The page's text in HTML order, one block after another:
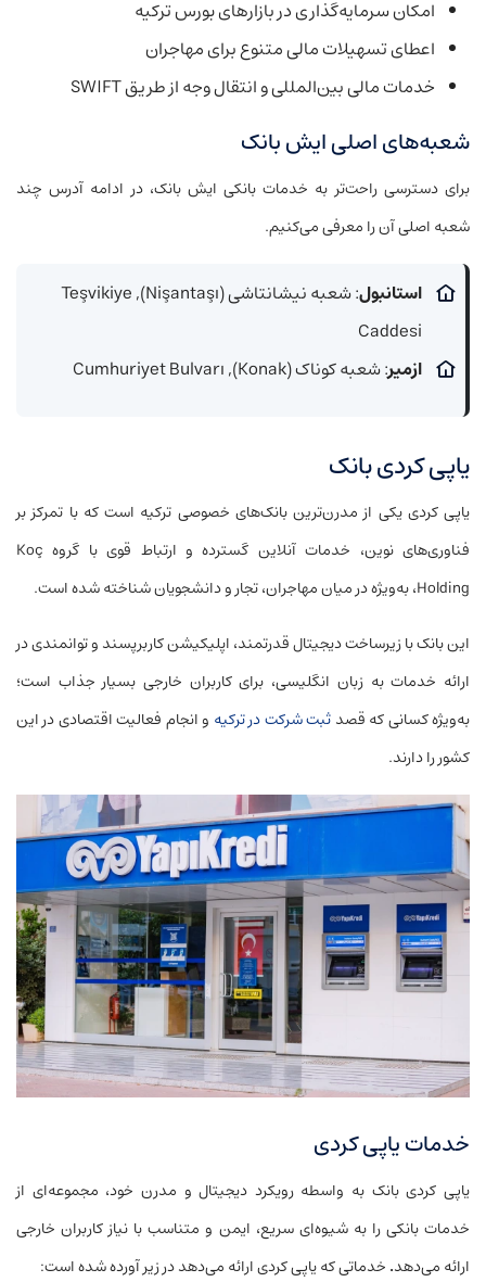
امکان سرمایه‌گذاری در بازارهای بورس ترکیه
اعطای تسهیلات مالی متنوع برای مهاجران
خدمات مالی بین‌المللی و انتقال وجه از طریق SWIFT
شعبه‌های اصلی ایش بانک
برای دسترسی راحت‌تر به خدمات بانکی ایش بانک، در ادامه آدرس چند
شعبه اصلی آن را معرفی می‌کنیم.
استانبول
: شعبه نیشانتاشی (Nişantaşı), Teşvikiye
Caddesi
ازمیر: شعبه کوناک (Konak), Cumhuriyet Bulvarı
یاپی کردی بانک
یاپی کردی یکی از مدرن‌ترین بانک‌های خصوصی ترکیه است که با تمرکز بر
فناوری‌های نوین، خدمات آنلاین گسترده و ارتباط قوی با گروه Koç
Holding، به‌ویژه در میان مهاجران، تجار و دانشجویان شناخته شده است.
این بانک با زیرساخت دیجیتال قدرتمند، اپلیکیشن کاربرپسند و توانمندی در
ارائه خدمات به زبان انگلیسی، برای کاربران خارجی بسیار جذاب است؛
به‌ویژه کسانی که قصد ثبت شرکت در ترکیه و انجام فعالیت اقتصادی در این
کشور را دارند.
خدمات یاپی کردی
یاپی کردی بانک به واسطه رویکرد دیجیتال و مدرن خود، مجموعه‌ای از
خدمات بانکی را به شیوه‌ای سریع، ایمن و متناسب با نیاز کاربران خارجی
ارائه می‌دهد. خدماتی که یاپی کردی ارائه می‌دهد در زیر آورده شده است: